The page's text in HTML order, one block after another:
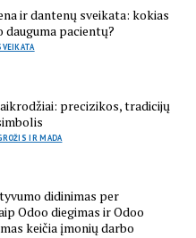
ir dantenų sveikata: kokias
dauguma pacientų?
precizikos, tradicijų
IR MADA
didinimas per
Odoo diegimas ir Odoo
keičia įmonių darbo